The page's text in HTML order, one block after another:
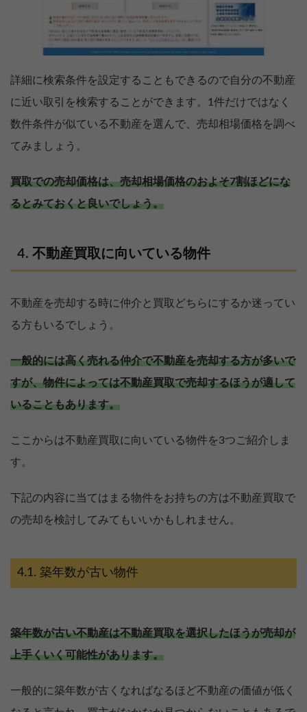
詳細に検索条件を設定することもできるので自分の不動産
に近い取引を検索することができます。1件だけではなく
数件条件が似ている不動産を選んで、売却相場価格を調べ
てみましょう。
買取での売却価格は、売却相場価格のおよそ7割ほどにな
るとみておくと良いでしょう。
不動産買取に向いている物件
不動産を売却する時に仲介と買取どちらにするか迷ってい
る方もいるでしょう。
一般的には高く売れる仲介で不動産を売却する方が多いで
すが、物件によっては不動産買取で売却するほうが適して
いることもあります。
ここからは不動産買取に向いている物件を3つご紹介しま
す。
下記の内容に当てはまる物件をお持ちの方は不動産買取で
の売却を検討してみてもいいかもしれません。
築年数が古い物件
築年数が古い不動産は不動産買取を選択したほうが売却が
上手くいく可能性があります。
一般的に築年数が古くなればなるほど不動産の価値が低く